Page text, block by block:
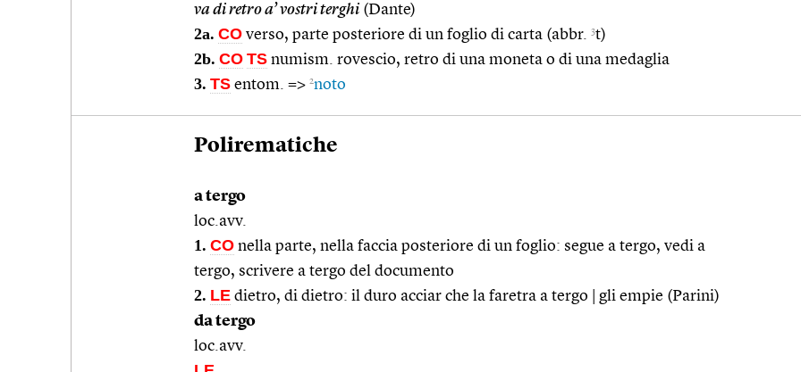
va di retro a’ vostri terghi (Dante)
2a. CO verso, parte posteriore di un foglio di carta (abbr. 3t)
2b. CO TS numism. rovescio, retro di una moneta o di una medaglia
3. TS entom. => 2noto
Polirematiche
a tergo
loc.avv.
1. CO nella parte, nella faccia posteriore di un foglio: segue a tergo, vedi a
tergo, scrivere a tergo del documento
2. LE dietro, di dietro: il duro acciar che la faretra a tergo | gli empie (Parini)
da tergo
loc.avv.